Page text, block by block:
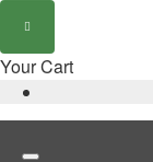
Your Cart